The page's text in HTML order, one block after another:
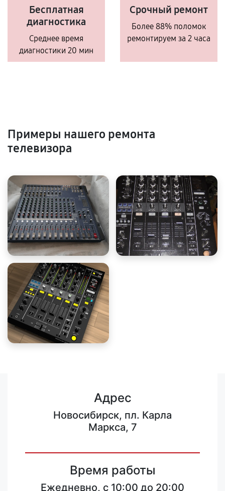
Бесплатная
диагностика
Среднее время
диагностики 20 мин
Срочный ремонт
Более 88% поломок
ремонтируем за 2 часа
Примеры нашего ремонта
телевизора
Адрес
Новосибирск, пл. Карла
Маркса, 7
Время работы
Ежедневно, с 10:00 до 20:00